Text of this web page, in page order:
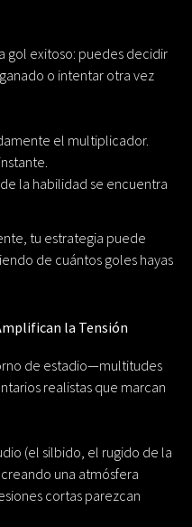
gol exitoso: puedes decidir
o intentar otra vez
el multiplicador.
la habilidad se encuentra
tu estrategia puede
de cuántos goles hayas
la Tensión
de estadio—multitudes
realistas que marcan
(el silbido, el rugido de la
una atmósfera
cortas parezcan